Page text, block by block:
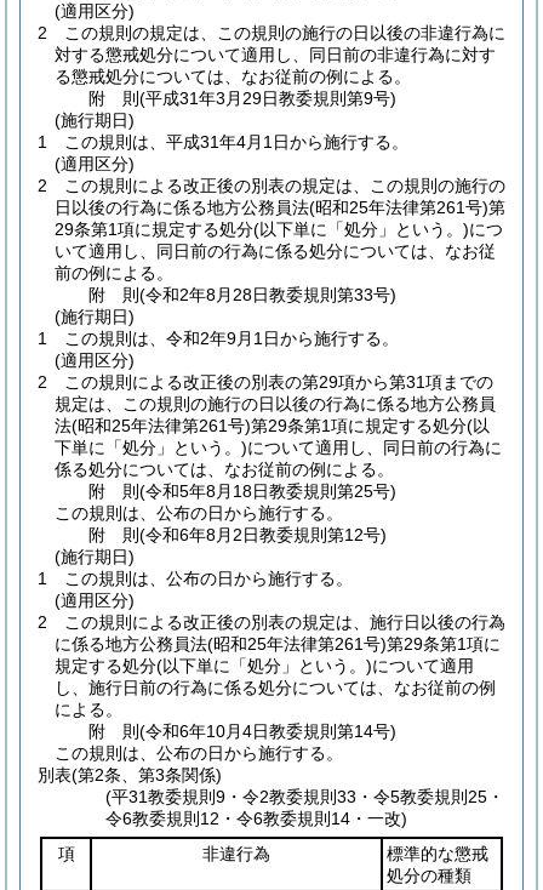
(適用区分)
2
この規則の規定は、この規則の施行の日以後の非違行為に
対する懲戒処分について適用し、同日前の非違行為に対す
る懲戒処分については、なお従前の例による。
附 則(平成31年3月29日教委規則第9号)
(施行期日)
1
この規則は、平成31年4月1日から施行する。
(適用区分)
2
この規則による改正後の別表の規定は、この規則の施行の
日以後の行為に係る地方公務員法(昭和25年法律第261号)第
29条第1項に規定する処分(以下単に「処分」という。)につ
いて適用し、同日前の行為に係る処分については、なお従
前の例による。
附 則(令和2年8月28日教委規則第33号)
(施行期日)
1
この規則は、令和2年9月1日から施行する。
(適用区分)
2
この規則による改正後の別表の第29項から第31項までの
規定は、この規則の施行の日以後の行為に係る地方公務員
法(昭和25年法律第261号)第29条第1項に規定する処分(以
下単に「処分」という。)について適用し、同日前の行為に
係る処分については、なお従前の例による。
附 則(令和5年8月18日教委規則第25号)
この規則は、公布の日から施行する。
附 則(令和6年8月2日教委規則第12号)
(施行期日)
1
この規則は、公布の日から施行する。
(適用区分)
2
この規則による改正後の別表の規定は、施行日以後の行為
に係る地方公務員法(昭和25年法律第261号)第29条第1項に
規定する処分(以下単に「処分」という。)について適用
し、施行日前の行為に係る処分については、なお従前の例
による。
附 則(令和6年10月4日教委規則第14号)
この規則は、公布の日から施行する。
別表(第2条、第3条関係)
(平31教委規則9・令2教委規則33・令5教委規則25・
令6教委規則12・令6教委規則14・一改)
項
非違行為
標準的な懲戒
処分の種類